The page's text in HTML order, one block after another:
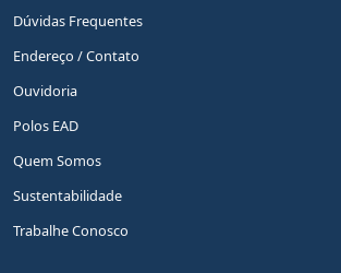
Dúvidas Frequentes
Endereço / Contato
Ouvidoria
Polos EAD
Quem Somos
Sustentabilidade
Trabalhe Conosco